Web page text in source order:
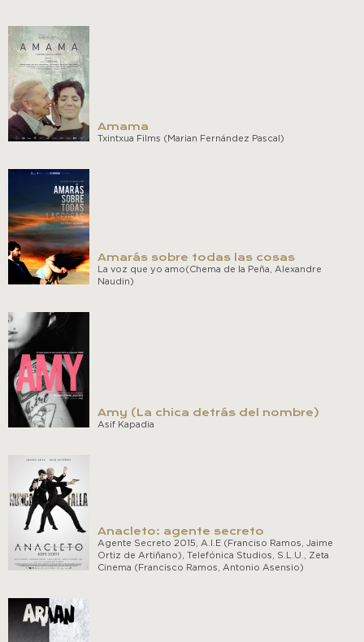
Amama
Txintxua Films (Marian Fernández Pascal)
Amarás sobre todas las cosas
La voz que yo amo(Chema de la Peña, Alexandre
Naudin)
Amy (La chica detrás del nombre)
Asif Kapadia
Anacleto: agente secreto
Agente Secreto 2015, A.I.E (Franciso Ramos, Jaime
Ortiz de Artiñano), Telefónica Studios, S.L.U., Zeta
Cinema (Francisco Ramos, Antonio Asensio)